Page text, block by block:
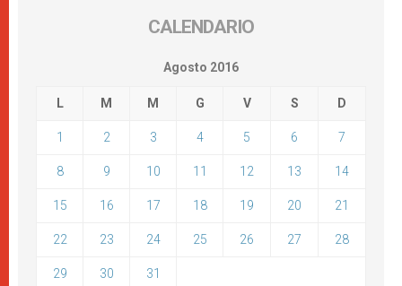
CALENDARIO
Agosto 2016
L M M G V S D
1 2 3 4 5 6 7
8 9 10 11 12 13 14
15 16 17 18 19 20 21
22 23 24 25 26 27 28
29 30 31